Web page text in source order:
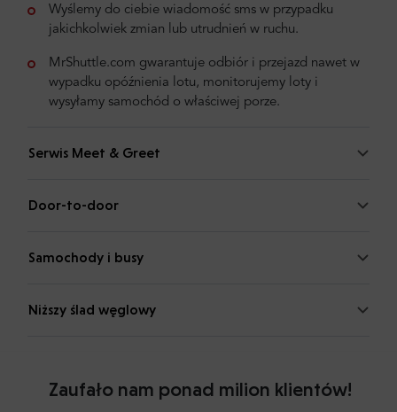
Wyślemy do ciebie wiadomość sms w przypadku
jakichkolwiek zmian lub utrudnień w ruchu.
MrShuttle.com gwarantuje odbiór i przejazd nawet w
wypadku opóźnienia lotu, monitorujemy loty i
wysyłamy samochód o właściwej porze.
Serwis Meet & Greet
Door-to-door
Samochody i busy
Niższy ślad węglowy
Zaufało nam ponad milion klientów!